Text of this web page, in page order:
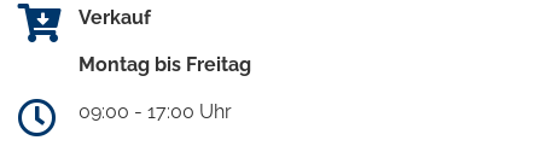
Verkauf
Montag bis Freitag
09:00 - 17:00 Uhr